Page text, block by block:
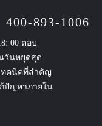
893-1006
00 ตอบ
วันหยุดสุด
ทคนิคที่สำคัญ
ปัญหาภายใน